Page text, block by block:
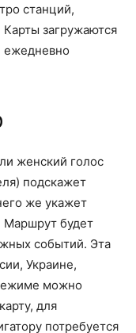
станций,
загружаются
ежедневно
женский голос
подскажет
же укажет
Маршрут будет
событий. Эта
Украине,
можно
для
потребуется